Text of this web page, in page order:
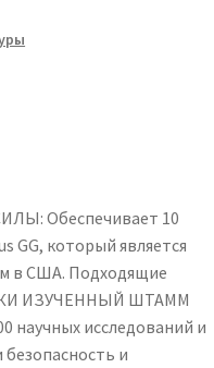
Обеспечивает 10
GG, который является
в США. Подходящие
ИЗУЧЕННЫЙ ШТАММ
исследований и
и